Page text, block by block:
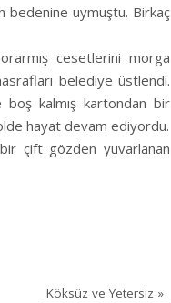
bedenine uymuştu. Birkaç
cesetlerini morga
belediye üstlendi.
boş kalmış kartondan bir
hayat devam ediyordu.
bir çift gözden yuvarlanan
Köksüz ve Yetersiz »